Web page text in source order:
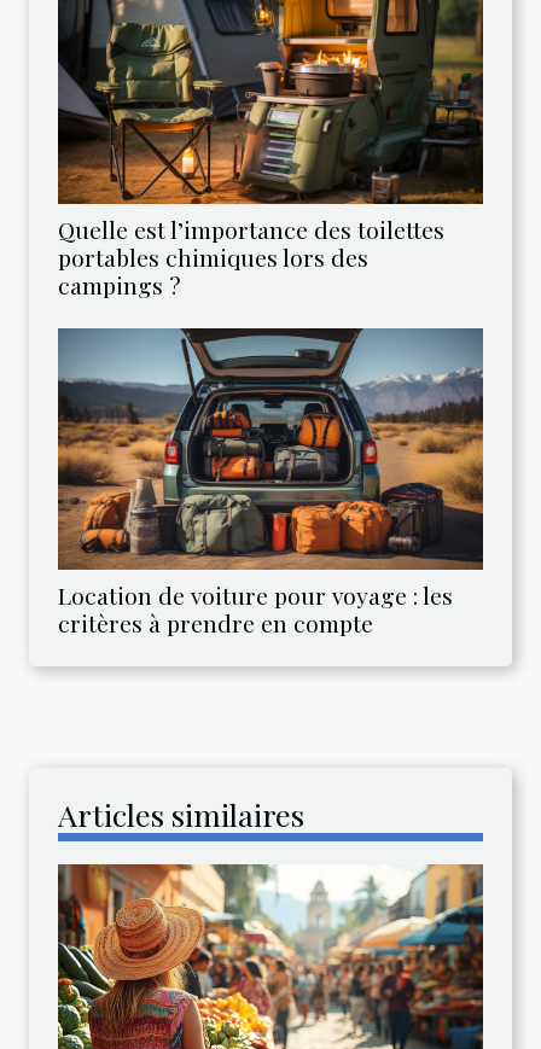
Quelle est l’importance des toilettes
portables chimiques lors des
campings ?
Location de voiture pour voyage : les
critères à prendre en compte
Articles similaires